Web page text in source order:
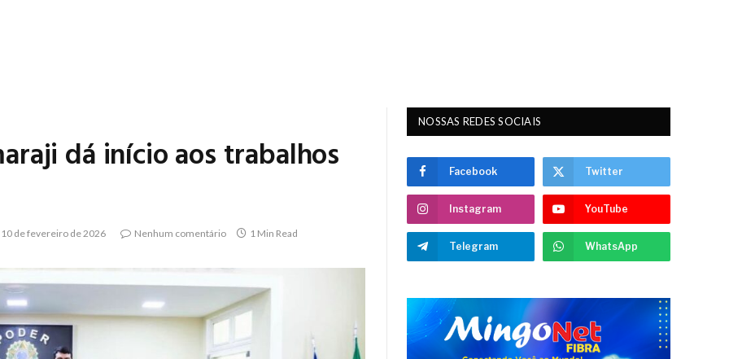
dá início aos trabalhos
10 de fevereiro de 2026 Nenhum comentário 1 Min Read
NOSSAS REDES SOCIAIS
Facebook Twitter
Instagram YouTube
Telegram WhatsApp